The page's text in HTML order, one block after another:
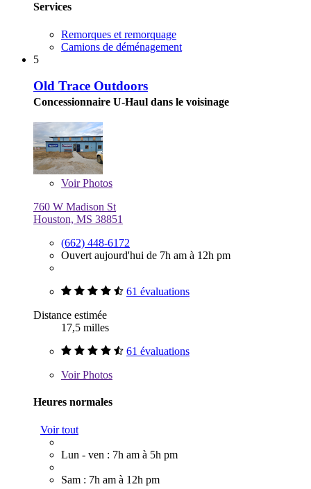
Services
Remorques et remorquage
Camions de déménagement
5
Old Trace Outdoors
Concessionnaire U-Haul dans le voisinage
VoirPhotos
760 W Madison St
Houston, MS 38851
(662) 448-6172
Ouvert aujourd'hui de 7h am à 12h pm
61 évaluations
Distance estimée
17,5 milles
61 évaluations
VoirPhotos
Heures normales
Voir tout
Lun - ven : 7h am à 5h pm
Sam : 7h am à 12h pm